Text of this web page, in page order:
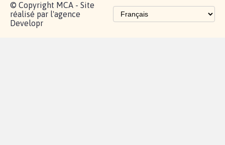
© Copyright MCA - Site
réalisé par l'agence
Developr